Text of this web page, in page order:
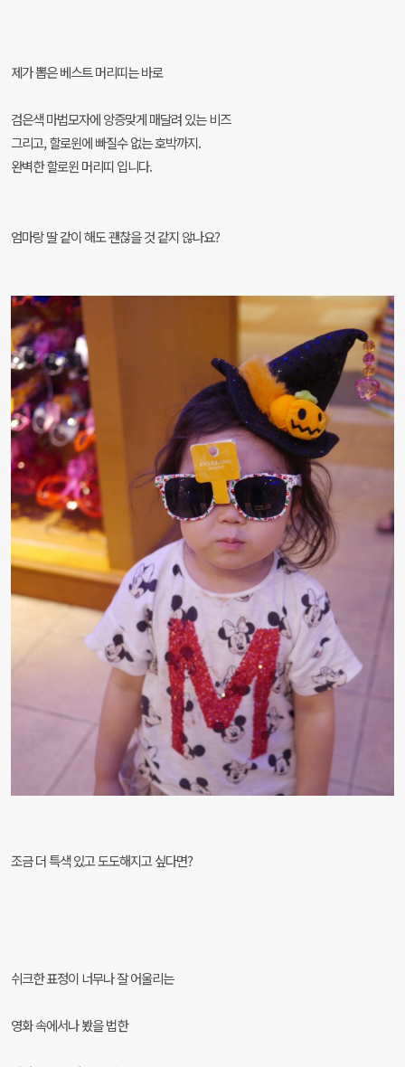
제가 뽑은 베스트 머리띠는 바로
검은색 마법모자에 앙증맞게 매달려 있는 비즈
그리고, 할로윈에 빠질수 없는 호박까지.
완벽한 할로윈 머리띠 입니다.
엄마랑 딸 같이 해도 괜찮을 것 같지 않나요?
조금 더 특색 있고 도도해지고 싶다면?
쉬크한 표정이 너무나 잘 어울리는
영화 속에서나 봤을 법한